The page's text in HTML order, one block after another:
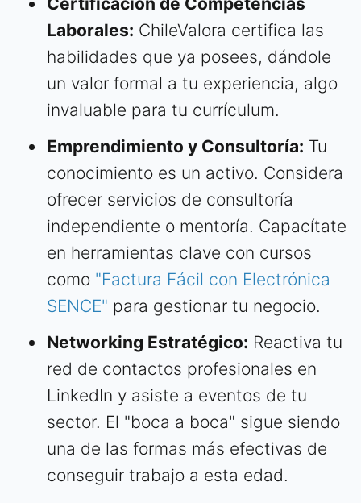
Laborales: ChileValora certifica las
habilidades que ya posees, dándole
un valor formal a tu experiencia, algo
invaluable para tu currículum.
Emprendimiento y Consultoría: Tu
conocimiento es un activo. Considera
ofrecer servicios de consultoría
independiente o mentoría. Capacítate
en herramientas clave con cursos
como "Factura Fácil con Electrónica
SENCE" para gestionar tu negocio.
Networking Estratégico: Reactiva tu
red de contactos profesionales en
LinkedIn y asiste a eventos de tu
sector. El "boca a boca" sigue siendo
una de las formas más efectivas de
conseguir trabajo a esta edad.